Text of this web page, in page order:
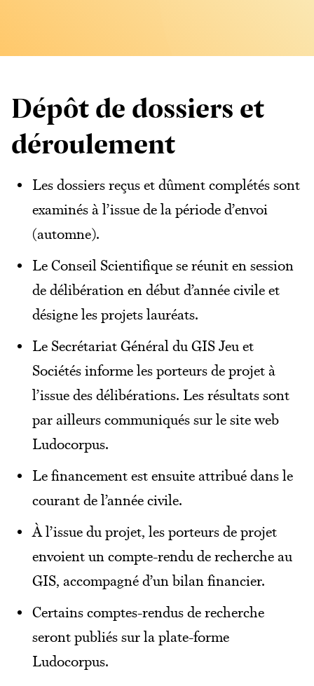
Dépôt de dossiers et
déroulement
Les dossiers reçus et dûment complétés sont
examinés à l’issue de la période d’envoi
(automne).
Le Conseil Scientifique se réunit en session
de délibération en début d’année civile et
désigne les projets lauréats.
Le Secrétariat Général du GIS Jeu et
Sociétés informe les porteurs de projet à
l’issue des délibérations. Les résultats sont
par ailleurs communiqués sur le site web
Ludocorpus.
Le financement est ensuite attribué dans le
courant de l’année civile.
À l’issue du projet, les porteurs de projet
envoient un compte-rendu de recherche au
GIS, accompagné d’un bilan financier.
Certains comptes-rendus de recherche
seront publiés sur la plate-forme
Ludocorpus.